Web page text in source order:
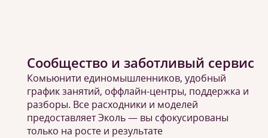
Сообщество и заботливый сервис
Комьюнити единомышленников, удобный
график занятий, оффлайн-центры, поддержка и
разборы. Все расходники и моделей
предоставляет Эколь — вы сфокусированы
только на росте и результате